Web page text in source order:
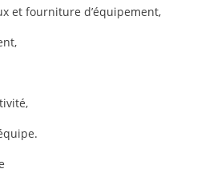
et fourniture d’équipement,